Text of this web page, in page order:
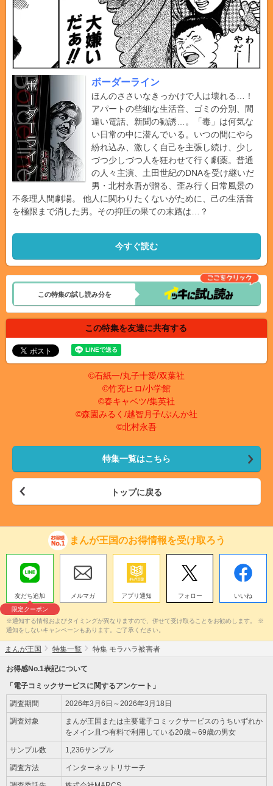
ボーダーライン
ほんのささいなきっかけで人は壊れる…！
アパートの些細な生活音、ゴミの分別、間
違い電話、新聞の勧誘…。「毒」は何気な
い日常の中に潜んでいる。いつの間にやら
紛れ込み、激しく自己を主張し続け、少し
づつ少しづつ人を狂わせて行く劇薬。普通
の人々主演、土田世紀のDNAを受け継いだ
男・北村永吾が贈る、歪み行く日常風景の
不条理人間劇場。 他人に関わりたくないがために、己の生活音
を極限まで消した男。その抑圧の果ての末路は…？
今すぐ読む
この特集の試し読み分を
この特集を友達に共有する
©石紙一/丸子十愛/双葉社
©竹充ヒロ/小学館
©春キャベツ/集英社
©森園みるく/越智月子/ぶんか社
©北村永吾
特集一覧はこちら
トップに戻る
まんが王国のお得情報を受け取ろう
友だち追加
限定クーポン
メルマガ アプリ通知 フォロー いいね
※通知する情報およびタイミングが異なりますので、併せて受け取ることをお勧めします。 ※
通知をしないキャンペーンもあります。ご了承ください。
まんが王国 特集一覧 特集 モラハラ被害者
お得感No.1表記について
「電子コミックサービスに関するアンケート」
調査期間 2026年3月6日～2026年3月18日
調査対象
まんが王国または主要電子コミックサービスのうちいずれか
をメイン且つ有料で利用している20歳～69歳の男女
サンプル数 1,236サンプル
調査方法 インターネットリサーチ